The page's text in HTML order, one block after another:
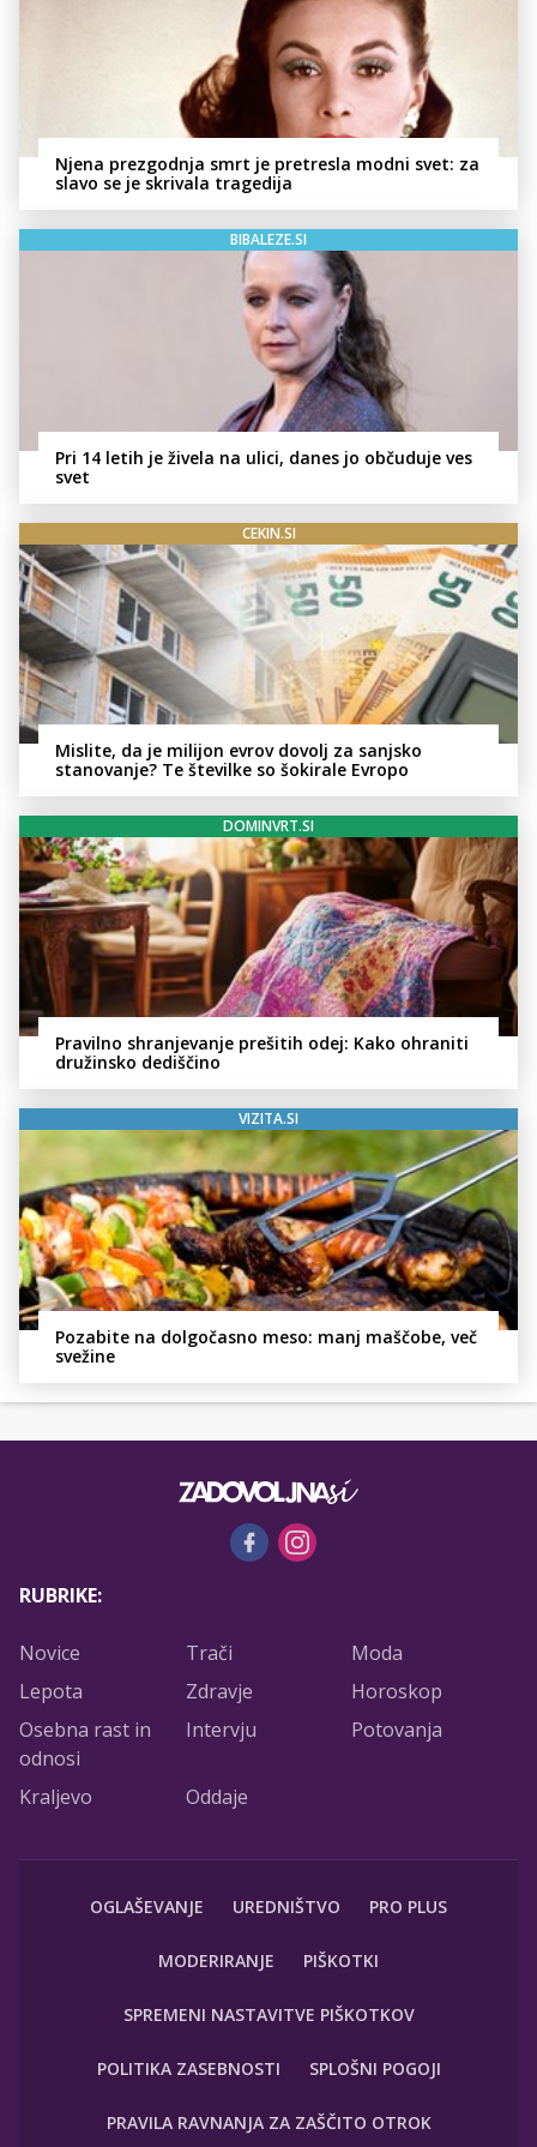
Njena prezgodnja smrt je pretresla modni svet: za
slavo se je skrivala tragedija
BIBALEZE.SI
Pri 14 letih je živela na ulici, danes jo občuduje ves
svet
CEKIN.SI
Mislite, da je milijon evrov dovolj za sanjsko
stanovanje? Te številke so šokirale Evropo
DOMINVRT.SI
Pravilno shranjevanje prešitih odej: Kako ohraniti
družinsko dediščino
VIZITA.SI
Pozabite na dolgočasno meso: manj maščobe, več
svežine
RUBRIKE:
Novice Trači
Moda
Lepota
Zdravje
Horoskop
Osebna rast in
odnosi
Intervju Potovanja
Kraljevo Oddaje
OGLAŠEVANJE UREDNIŠTVO PRO PLUS
MODERIRANJE PIŠKOTKI
SPREMENI NASTAVITVE PIŠKOTKOV
POLITIKA ZASEBNOSTI SPLOŠNI POGOJI
PRAVILA RAVNANJA ZA ZAŠČITO OTROK